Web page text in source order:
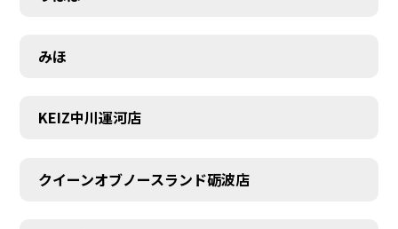
みほ
KEIZ中川運河店
クイーンオブノースランド砺波店